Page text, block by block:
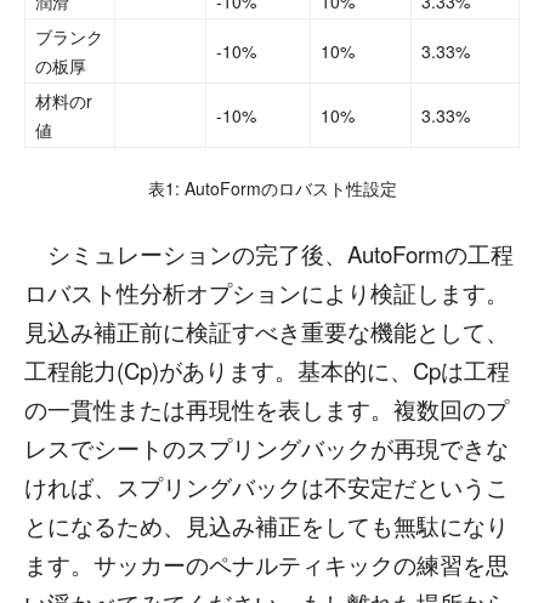
ブランク
の板厚
-10% 10% 3.33%
材料のr
値
-10% 10% 3.33%
表1: AutoFormのロバスト性設定
シミュレーションの完了後、AutoFormの工程
ロバスト性分析オプションにより検証します。
見込み補正前に検証すべき重要な機能として、
工程能力(Cp)があります。基本的に、Cpは工程
の一貫性または再現性を表します。複数回のプ
レスでシートのスプリングバックが再現できな
ければ、スプリングバックは不安定だというこ
とになるため、見込み補正をしても無駄になり
ます。サッカーのペナルティキックの練習を思